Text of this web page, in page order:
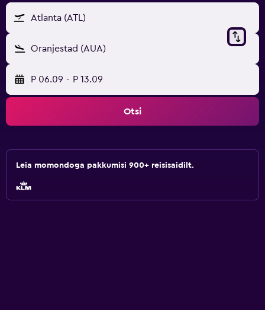
Atlanta (ATL)
Oranjestad (AUA)
P 06.09 - P 13.09
Otsi
Leia momondoga pakkumisi 900+ reisisaidilt.